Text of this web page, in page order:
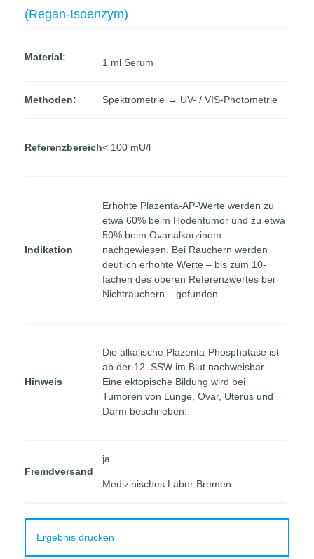
(Regan-Isoenzym)
Material: 1 ml Serum
Methoden: Spektrometrie → UV- / VIS-Photometrie
Referenzbereich< 100 mU/l
Indikation
Erhöhte Plazenta-AP-Werte werden zu
etwa 60% beim Hodentumor und zu etwa
50% beim Ovarialkarzinom
nachgewiesen. Bei Rauchern werden
deutlich erhöhte Werte – bis zum 10-
fachen des oberen Referenzwertes bei
Nichtrauchern – gefunden.
Hinweis
Die alkalische Plazenta-Phosphatase ist
ab der 12. SSW im Blut nachweisbar.
Eine ektopische Bildung wird bei
Tumoren von Lunge, Ovar, Uterus und
Darm beschrieben.
Fremdversand
ja
Medizinisches Labor Bremen
Ergebnis drucken